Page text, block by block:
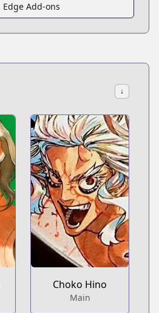
Edge Add-ons
↓
Choko Hino
Main